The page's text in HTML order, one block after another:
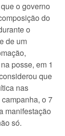
o governo
do
o
de um
posse, em 1
que
nas
o 7
manifestação
só.